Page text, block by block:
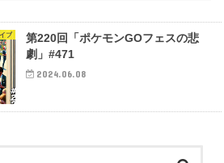
ブ
第220回「ポケモンGOフェスの悲
劇」#471
2024.06.08